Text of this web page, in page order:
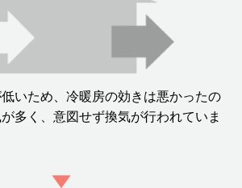
いため、冷暖房の効きは悪かったの
多く、意図せず換気が行われていま